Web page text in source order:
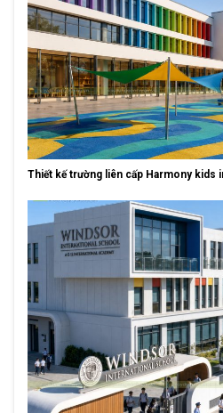
Thiết kế trường liên cấp Harmony kids